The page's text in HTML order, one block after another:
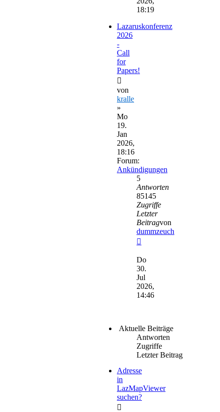
18:19
Lazaruskonferenz
2026
-
Call
for
Papers!
von
kralle
»
Mo
19.
Jan
2026,
18:16
Forum:
Ankündigungen
5
Antworten
85145
Zugriffe
Letzter
Beitragvon
dummzeuch
Beitrag
Do
30.
Jul
2026,
14:46
Aktuelle Beiträge
Antworten
Zugriffe
Letzter Beitrag
Adresse
in
LazMapViewer
suchen?